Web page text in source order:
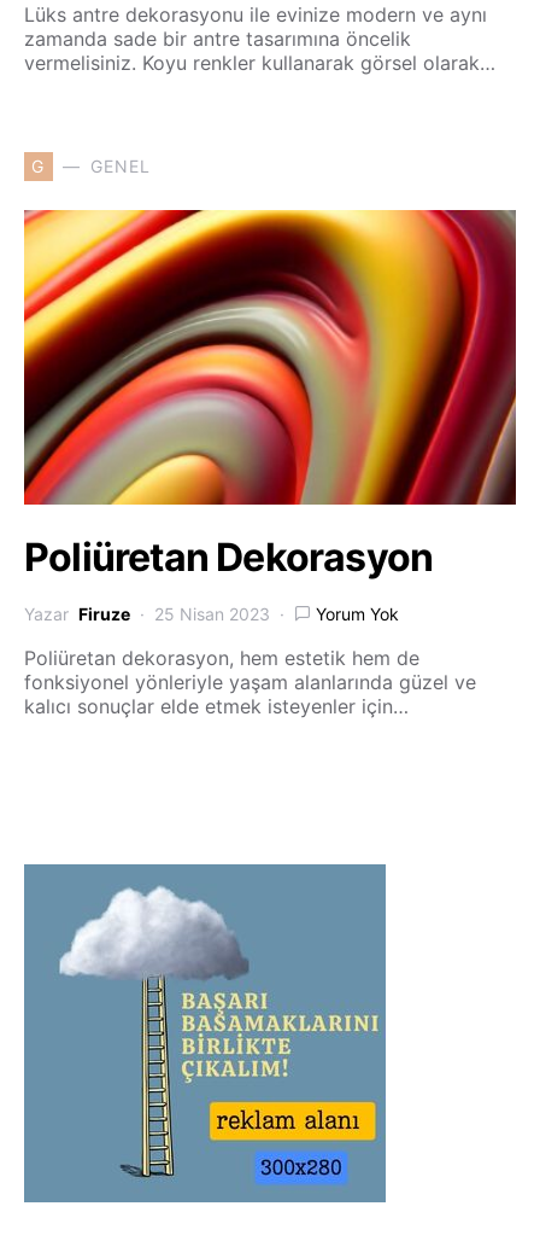
Lüks antre dekorasyonu ile evinize modern ve aynı
zamanda sade bir antre tasarımına öncelik
vermelisiniz. Koyu renkler kullanarak görsel olarak…
G GENEL
Poliüretan Dekorasyon
Yazar Firuze 25 Nisan 2023 Yorum Yok
Poliüretan dekorasyon, hem estetik hem de
fonksiyonel yönleriyle yaşam alanlarında güzel ve
kalıcı sonuçlar elde etmek isteyenler için…